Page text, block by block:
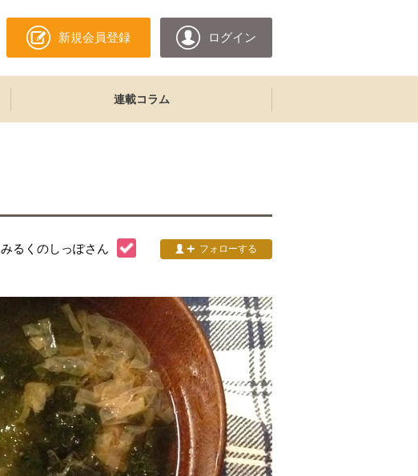
新規会員登録 ログイン
連載コラム
みるくのしっぽさん フォローする